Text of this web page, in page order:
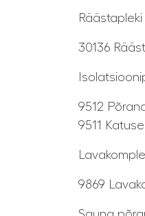
30136
9512
9511
9869